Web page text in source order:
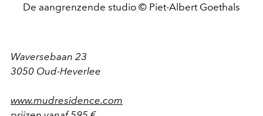
De aangrenzende studio © Piet-Albert Goethals
Waversebaan 23
3050 Oud-Heverlee
www.mudresidence.com